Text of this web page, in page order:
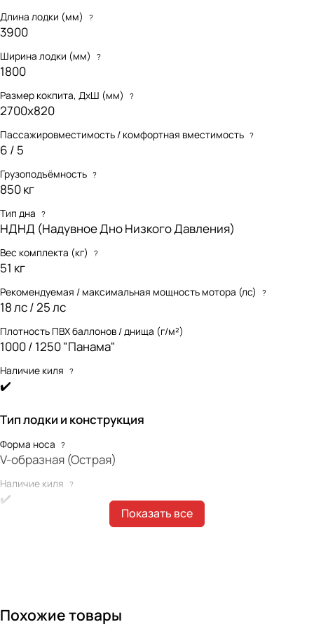
Длина лодки (мм) ?
3900
Ширина лодки (мм) ?
1800
Размер кокпита, ДхШ (мм) ?
2700х820
Пассажировместимость / комфортная вместимость ?
6 / 5
Грузоподъёмность ?
850 кг
Тип дна ?
НДНД (Надувное Дно Низкого Давления)
Вес комплекта (кг) ?
51 кг
Рекомендуемая / максимальная мощность мотора (лс) ?
18 лс / 25 лс
Плотность ПВХ баллонов / днища (г/м²)
1000 / 1250 "Панама"
Наличие киля ?
✔️
Тип лодки и конструкция
Форма носа ?
V-образная (Острая)
Наличие киля ?
✔️
Габариты лодки
Показать все
Похожие товары